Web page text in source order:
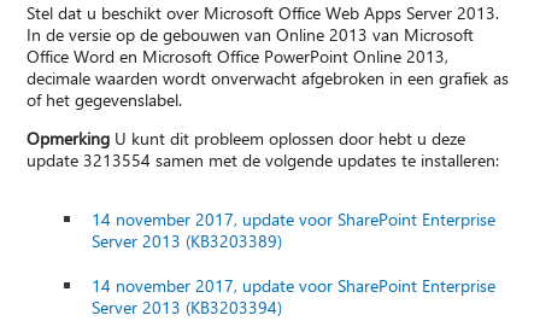
Stel dat u beschikt over Microsoft Office Web Apps Server 2013.
In de versie op de gebouwen van Online 2013 van Microsoft
Office Word en Microsoft Office PowerPoint Online 2013,
decimale waarden wordt onverwacht afgebroken in een grafiek as
of het gegevenslabel.
Opmerking U kunt dit probleem oplossen door hebt u deze
update 3213554 samen met de volgende updates te installeren:
14 november 2017, update voor SharePoint Enterprise
Server 2013 (KB3203389)
14 november 2017, update voor SharePoint Enterprise
Server 2013 (KB3203394)